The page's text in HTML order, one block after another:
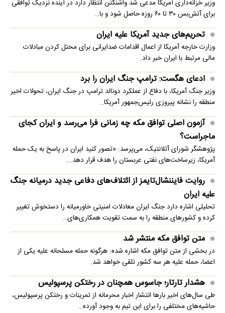
وزیر خزانه‌داری آمریکا مدعی شد واشنگتن انتظار دارد در آینده نزدیک توافقی
برای آتش‌بس ۳۰ تا ۶۰ روزه حاصل شود و با…
تحریم‌های جدید آمریکا علیه ایران
وزارت خارجه آمریکا از اعمال اقدامات ضدایرانی برای مختل کردن مبادلات
مالی مرتبط با ایران خبر داد.
ادعای هگست: ترامپ جنگ ایران را برد
وزیر جنگ آمریکا، با دفاع از عملکرد دونالد ترامپ در جنگ ایران، تحولات اخیر
منطقه را نشانه پیروزی رئیس‌جمهور آمریکا…
آزمون اصلی توافق مکه چه زمانی فرا می‌رسد و ایران کجای
ماجراست؟
پژوهشگر شورای آتلانتیک، می‌پرسد: «تصور کنید ایران در پاسخ به یک حمله
آمریکا، زیرساخت‌های نفتی عربستان را هدف قرار دهد.…
روایت فایننشال‌تایمز از ائتلاف‌های دفاعی جدید درمیانه جنگ
علیه ایران
تحلیلی اشاره دارد جنگ ایران معادلات امنیتی خاورمیانه را دستخوش تغییر
کرده و کشورهای منطقه را به سمت تقویت همکاری‌های…
متن توافق مکه منتشر شد
در بخشی از متن توافق مکه اشاره شده: هرگونه حمله مسلحانه علیه یکی از
اعضا، حمله علیه هر سه کشور تلقی خواهد شد.
هشدار تارتار؛ جاسوس همچنان در رختکن پرسپولیس
طی سال‌های اخیر بارها انتشار اخبار محرمانه از تمرینات و رختکن پرسپولیس،
حاشیه‌های مختلفی را برای این تیم به وجود آورده…